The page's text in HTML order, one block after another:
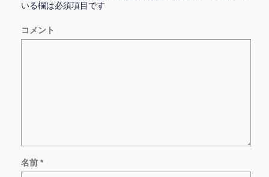
いる欄は必須項目です
コメント
名前 *